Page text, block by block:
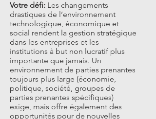
Votre défi: Les changements
drastiques de l’environnement
technologique, économique et
social rendent la gestion stratégique
dans les entreprises et les
institutions à but non lucratif plus
importante que jamais. Un
environnement de parties prenantes
toujours plus large (économie,
politique, société, groupes de
parties prenantes spécifiques)
exige, mais offre également des
opportunités pour de nouvelles